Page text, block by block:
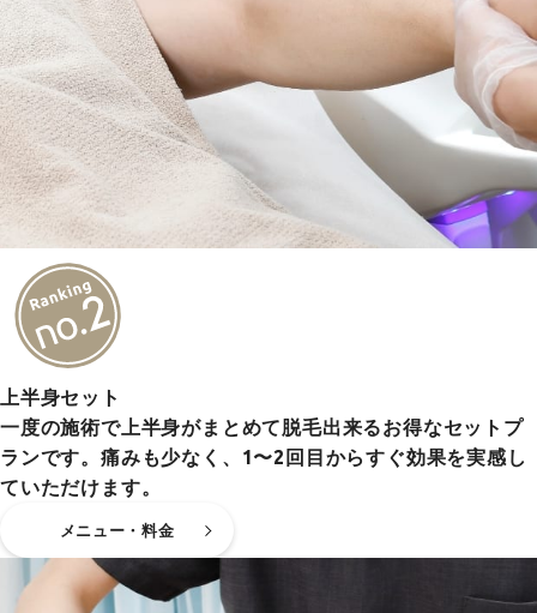
上半身セット
一度の施術で上半身がまとめて脱毛出来るお得なセットプ
ランです。痛みも少なく、1〜2回目からすぐ効果を実感し
ていただけます。
メニュー・料金